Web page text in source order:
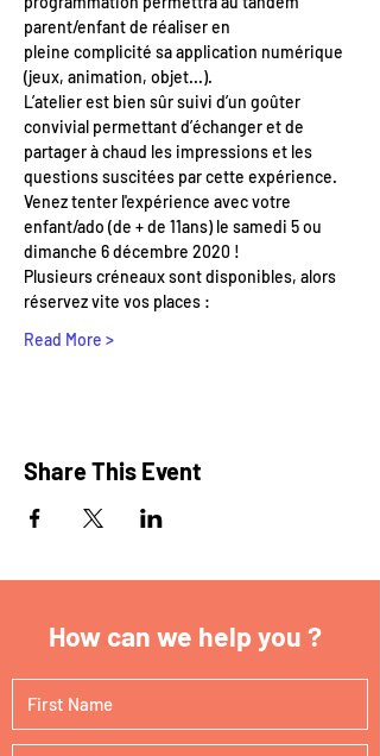
parent/enfant de réaliser en
pleine complicité sa application numérique
(jeux, animation, objet...).
L’atelier est bien sûr suivi d’un goûter
convivial permettant d’échanger et de
partager à chaud les impressions et les
questions suscitées par cette expérience.
Venez tenter l'expérience avec votre
enfant/ado (de + de 11ans) le samedi 5 ou
dimanche 6 décembre 2020 !
Plusieurs créneaux sont disponibles, alors
réservez vite vos places :
Read More >
Share This Event
How can we help you ?